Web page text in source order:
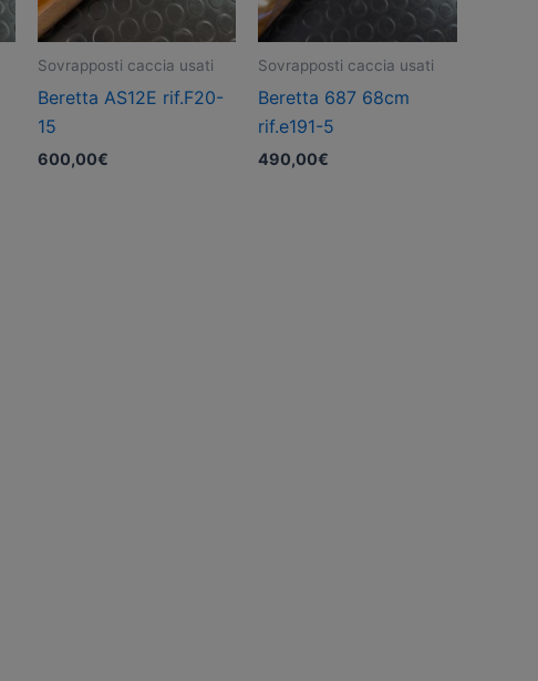
Sovrapposti caccia usati
Beretta AS12E rif.F20-
15
600,00€
Sovrapposti caccia usati
Beretta 687 68cm
rif.e191-5
490,00€